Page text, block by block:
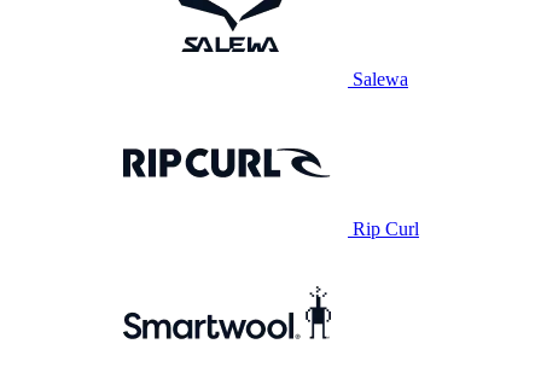
Salewa
Rip Curl